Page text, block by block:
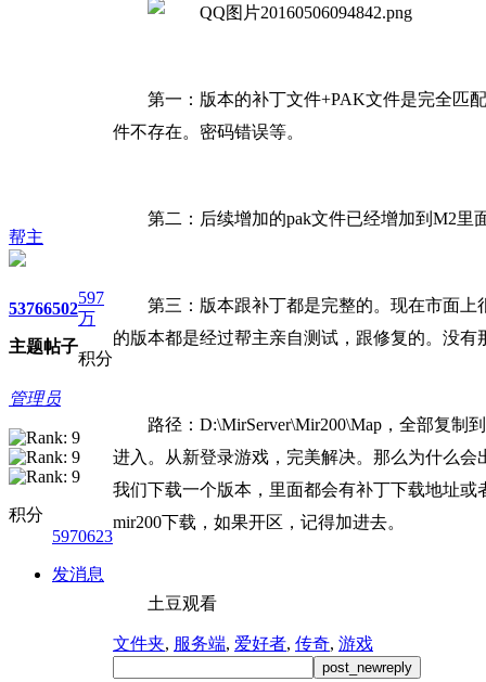
帮主
5376
主题
6502
帖子
597
万
积分
管理员
积分
5970623
发消息
第一：版本的补丁文件+PAK文件是完全匹
件不存在。密码错误等。
第二：后续增加的pak文件已经增加到M2里
第三：版本跟补丁都是完整的。现在市面
的版本都是经过帮主亲自测试，跟修复的。没有
路径：D:\MirServer\Mir200\Map，全部复
进入。从新登录游戏，完美解决。那么为什么
我们下载一个版本，里面都会有补丁下载地址
mir200下载，如果开区，记得加进去。
土豆观看
文件夹, 服务端, 爱好者, 传奇, 游戏
post_newreply